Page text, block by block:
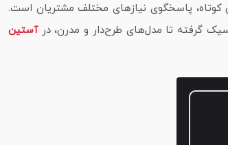
کوتاه، پاسخگوی نیازهای مختلف مشتریان است.
گرفته تا مدل‌های طرح‌دار و مدرن، درآستین